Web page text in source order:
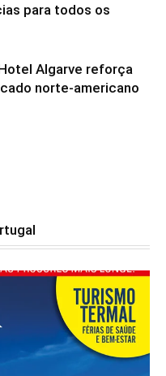
para todos os
Algarve reforça
norte-americano